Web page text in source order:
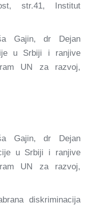
str.41, Institut
Gajin, dr Dejan
u Srbiji i ranjive
UN za razvoj,
Gajin, dr Dejan
u Srbiji i ranjive
UN za razvoj,
diskriminacija